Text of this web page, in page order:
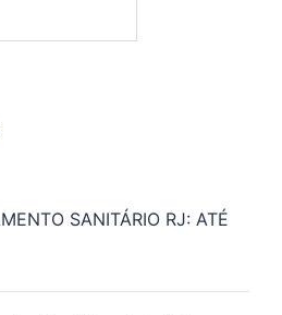
SANITÁRIO RJ: ATÉ